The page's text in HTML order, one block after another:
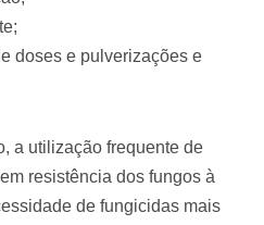
doses e pulverizações e
a utilização frequente de
resistência dos fungos à
de fungicidas mais